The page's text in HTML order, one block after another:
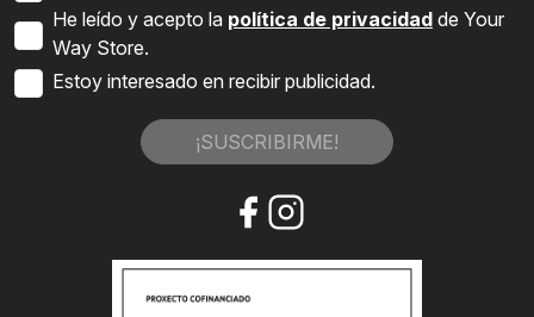
He leído y acepto la política de privacidad de Your
Way Store.
Estoy interesado en recibir publicidad.
¡SUSCRIBIRME!